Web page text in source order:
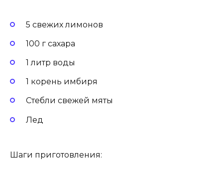
5 свежих лимонов
100 г сахара
1 литр воды
1 корень имбиря
Стебли свежей мяты
Лед
Шаги приготовления: